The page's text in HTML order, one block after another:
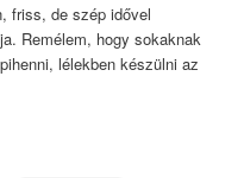
friss, de szép idővel
Remélem, hogy sokaknak
lélekben készülni az